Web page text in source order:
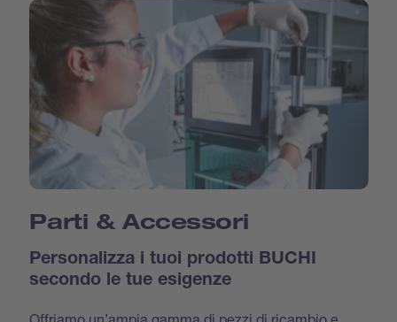
Parti & Accessori
Personalizza i tuoi prodotti BUCHI
secondo le tue esigenze